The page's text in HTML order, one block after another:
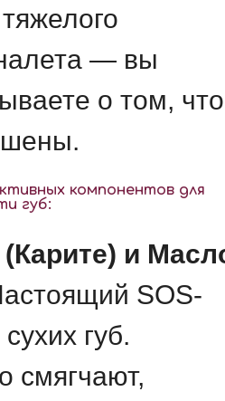
— вы
о том, что
компонентов для
губ:
и
SOS-
губ.
смягчают,